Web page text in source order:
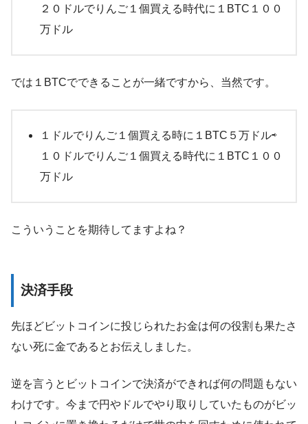
２０ドルでりんご１個買える時代に１BTC１００
万ドル
では１BTCでできることが一緒ですから、当然です。
１ドルでりんご１個買える時に１BTC５万ドル⇨
１０ドルでりんご１個買える時代に１BTC１００
万ドル
こういうことを期待してますよね？
決済手段
先ほどビットコインに投じられたお金は何の役割も果たさ
ない死に金であるとお伝えしました。
逆を言うとビットコインで決済ができれば何の問題もない
わけです。今まで円やドルでやり取りしていたものがビッ